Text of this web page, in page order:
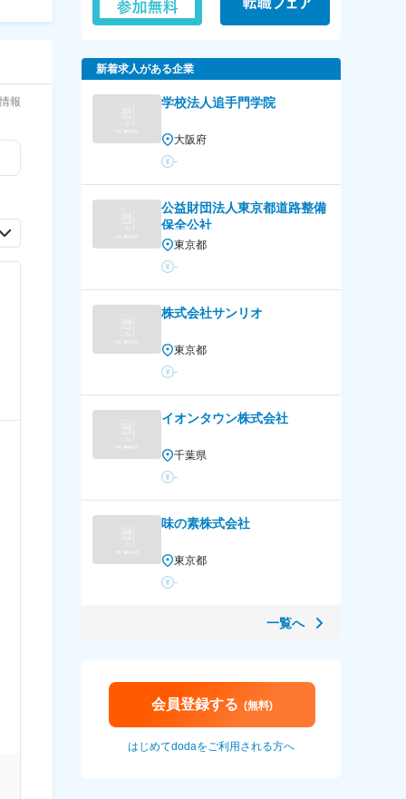
報
新着求人がある企業
学校法人追手門学院
大阪府
-
公益財団法人東京都道路整備
保全公社
東京都
-
株式会社サンリオ
東京都
-
イオンタウン株式会社
千葉県
-
味の素株式会社
東京都
-
一覧へ
会員登録する (無料)
はじめてdodaをご利用される方へ